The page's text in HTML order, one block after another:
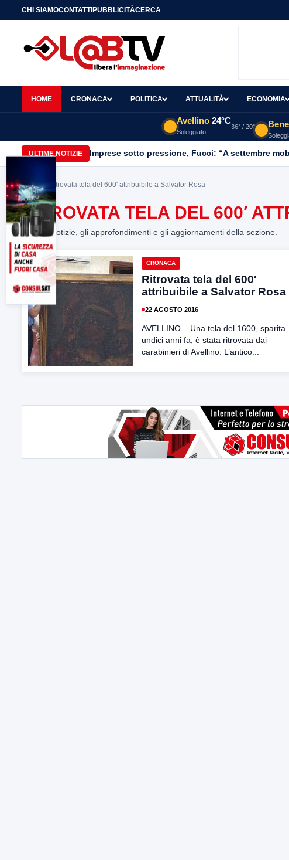
CHI SIAMOCONTATTIPUBBLICITÀCERCA
HOME CRONACA POLITICA ATTUALITÀ ECONOMIA
Avellino 24°C
Soleggiato
36° / 20°
ULTIME NOTIZIE Imprese sotto pressione, Fucci: “A settembre
Home> Ritrovata tela del 600′ attribuibile a Salvator Rosa
RITROVATA TELA DEL 600′
Tutte le notizie, gli approfondimenti e gli aggiornamenti della sezione.
CRONACA
Ritrovata tela del 600′
attribuibile a Salvator Rosa
22 AGOSTO 2016
AVELLINO – Una tela del 1600, sparita
undici anni fa, è stata ritrovata dai
carabinieri di Avellino. L’antico...